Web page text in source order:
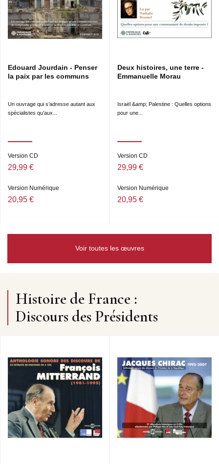
Edouard Jourdain - Penser
la paix par les communs
Un ouvrage qui s’adresse autant aux
spécialistes qu’aux...
Version CD
29,99 €
Version Numérique
20,95 €
Deux histoires, une terre -
Emmanuelle Morau
Israël &amp; Palestine : Quelles options
pour une...
Version CD
29,99 €
Version Numérique
20,95 €
Voir toutes les œuvres
Histoire de France :
Discours des Présidents